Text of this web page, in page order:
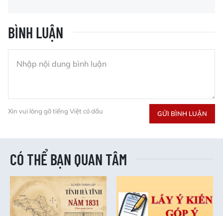
BÌNH LUẬN
Xin vui lòng gõ tiếng Việt có dấu GỬI BÌNH LUẬN
CÓ THỂ BẠN QUAN TÂM